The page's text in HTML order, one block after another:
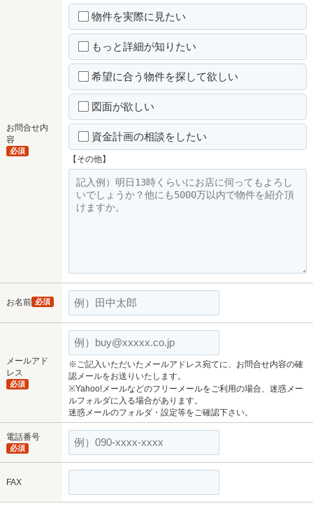
お問合せ内
容
必須
物件を実際に見たい
もっと詳細が知りたい
希望に合う物件を探して欲しい
図面が欲しい
資金計画の相談をしたい
【その他】
お名前 必須
メールアド
レス
必須
※ご記入いただいたメールアドレス宛てに、お問合せ内容の確
認メールをお送りいたします。
※Yahoo!メールなどのフリーメールをご利用の場合、迷惑メー
ルフォルダに入る場合があります。
迷惑メールのフォルダ・設定等をご確認下さい。
電話番号
必須
FAX